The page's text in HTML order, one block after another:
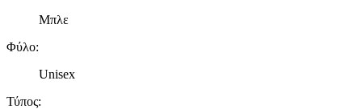
Μπλε
Φύλο:
Unisex
Τύπος: